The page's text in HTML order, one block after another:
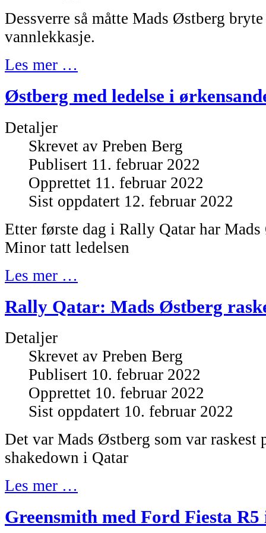
Dessverre så måtte Mads Østberg
vannlekkasje.
Les mer …
Østberg med ledelse i
Detaljer
Skrevet av Preben Berg
Publisert 11. februar 2022
Opprettet 11. februar 2022
Sist oppdatert 12. februar 2022
Etter første dag i Rally Qatar har
Minor tatt ledelsen
Les mer …
Rally Qatar: Mads Østberg
Detaljer
Skrevet av Preben Berg
Publisert 10. februar 2022
Opprettet 10. februar 2022
Sist oppdatert 10. februar 2022
Det var Mads Østberg som var raskest
shakedown i Qatar
Les mer …
Greensmith med Ford Fiesta